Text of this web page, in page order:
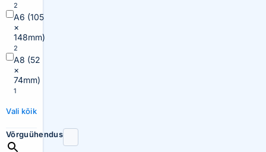
2
A6 (105
×
148mm)
2
A8 (52
×
74mm)
1
Vali kõik
Võrguühendus